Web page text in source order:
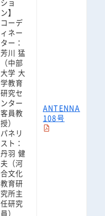
ショ
ン】
コーデ
ィネー
ター：
芳川 猛
（中部
大学 大
学教育
研究セ
ンター
客員教
授）
パネリ
スト：
丹羽 健
夫（河
合文化
教育研
究所主
任研究
員）
ANTENNA
108号